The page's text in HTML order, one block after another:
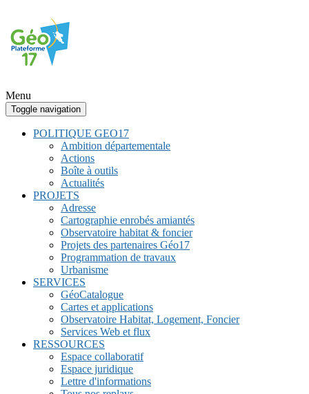
Menu
Toggle navigation
POLITIQUE GEO17
Ambition départementale
Actions
Boîte à outils
Actualités
PROJETS
Adresse
Cartographie enrobés amiantés
Observatoire habitat & foncier
Projets des partenaires Géo17
Programmation de travaux
Urbanisme
SERVICES
GéoCatalogue
Cartes et applications
Observatoire Habitat, Logement, Foncier
Services Web et flux
RESSOURCES
Espace collaboratif
Espace juridique
Lettre d'informations